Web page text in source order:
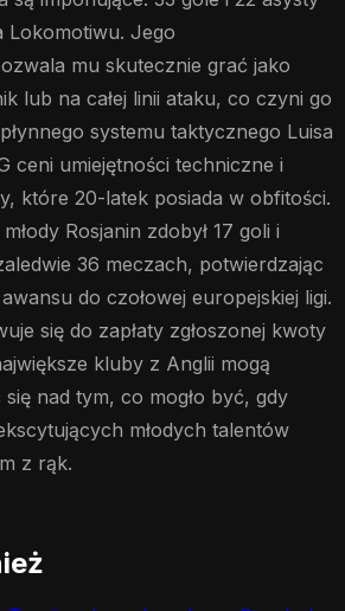
Lokomotiwu. Jego
mu skutecznie grać jako
lub na całej linii ataku, co czyni go
systemu taktycznego Luisa
ceni umiejętności techniczne i
które 20-latek posiada w obfitości.
Rosjanin zdobył 17 goli i
36 meczach, potwierdzając
do czołowej europejskiej ligi.
się do zapłaty zgłoszonej kwoty
kluby z Anglii mogą
nad tym, co mogło być, gdy
młodych talentów
z rąk.